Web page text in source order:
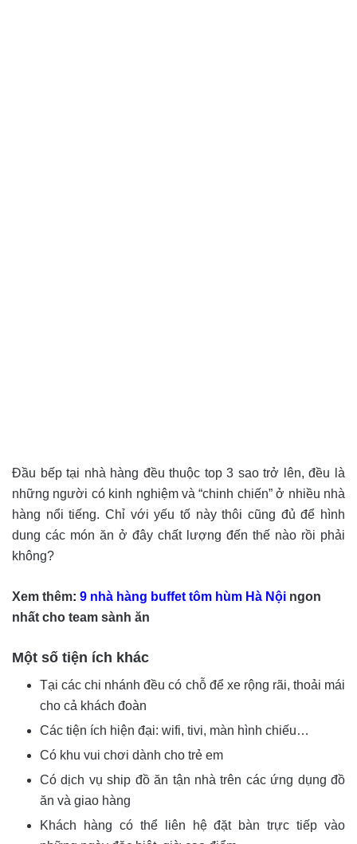
Đầu bếp tại nhà hàng đều thuộc top 3 sao trở lên, đều là
những người có kinh nghiệm và “chinh chiến” ở nhiều nhà
hàng nổi tiếng. Chỉ với yếu tố này thôi cũng đủ để hình
dung các món ăn ở đây chất lượng đến thế nào rồi phải
không?
Xem thêm: 9 nhà hàng buffet tôm hùm Hà Nội ngon
nhất cho team sành ăn
Một số tiện ích khác
Tại các chi nhánh đều có chỗ để xe rộng rãi, thoải mái
cho cả khách đoàn
Các tiện ích hiện đại: wifi, tivi, màn hình chiếu…
Có khu vui chơi dành cho trẻ em
Có dịch vụ ship đồ ăn tận nhà trên các ứng dụng đồ
ăn và giao hàng
Khách hàng có thể liên hệ đặt bàn trực tiếp vào